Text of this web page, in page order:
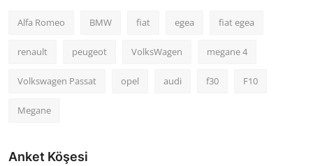
Alfa Romeo BMW fiat egea fiat egea
renault peugeot VolksWagen megane 4
Volkswagen Passat opel audi f30 F10
Megane
Anket Köşesi